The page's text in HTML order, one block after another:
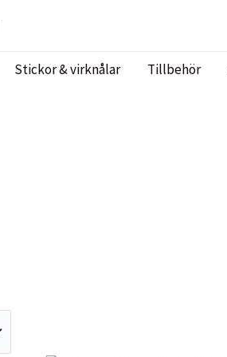
Stickor & virknålar Tillbehör